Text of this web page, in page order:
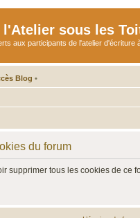
l'Atelier sous les
aux participants de l'atelier d'écriture
Blog •
du forum
supprimer tous les cookies de ce